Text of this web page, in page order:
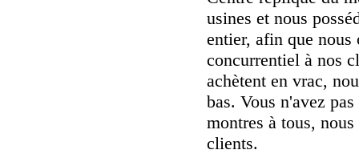
usines et nous
entier, afin que
concurrentiel à nos
achètent en vrac,
bas. Vous n'avez
montres à tous,
clients.